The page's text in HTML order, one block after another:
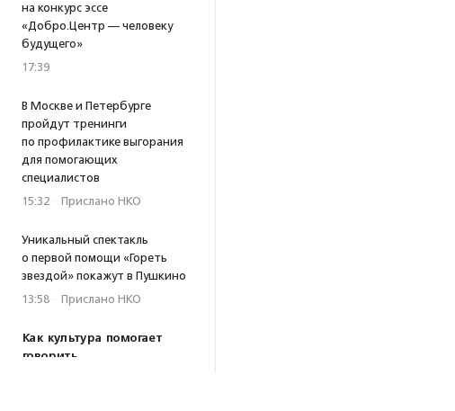
на конкурс эссе
«Добро.Центр — человеку
будущего»
17:39
В Москве и Петербурге
пройдут тренинги
по профилактике выгорания
для помогающих
специалистов
15:32 · Прислано НКО
Уникальный спектакль
о первой помощи «Гореть
звездой» покажут в Пушкино
13:58 · Прислано НКО
Как культура помогает
говорить